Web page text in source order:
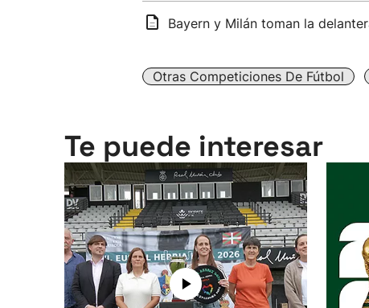
Bayern y Milán toman la
Otras Competiciones De Fútbol
Te puede interesar